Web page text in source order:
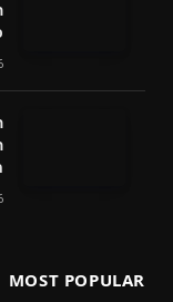
6
6
MOST POPULAR